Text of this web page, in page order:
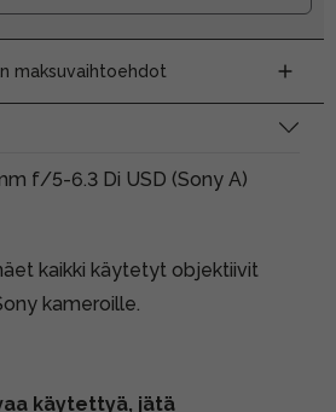
maksuvaihtoehdot
f/5-6.3 Di USD (Sony A)
kaikki käytetyt objektiivit
kameroille.
käytettyä, jätä